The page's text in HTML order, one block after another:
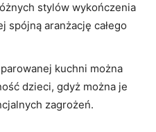
stylów wykończenia
spójną aranżację całego
kuchni można
dzieci, gdyż można je
zagrożeń.